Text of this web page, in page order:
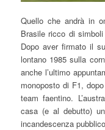
Quello che andrà in
Brasile ricco di
Dopo aver firmato il
lontano 1985 sulla
anche l’ultimo
monoposto di F1,
team faentino.
casa (e al debutto)
incandescenza